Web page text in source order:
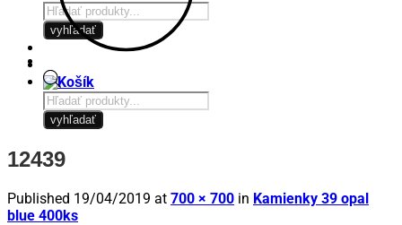
Products
search
vyhľadať
Products
search
vyhľadať
12439
Published 19/04/2019 at 700 × 700 in Kamienky 39 opal
blue 400ks